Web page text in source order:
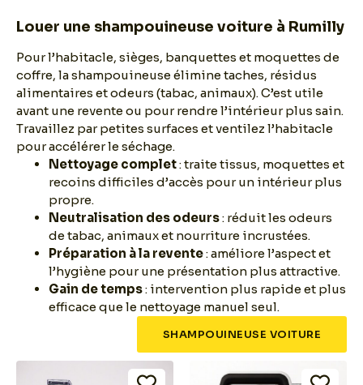
Louer une shampouineuse voiture à Rumilly
Pour l’habitacle, sièges, banquettes et moquettes de
coffre, la shampouineuse élimine taches, résidus
alimentaires et odeurs (tabac, animaux). C’est utile
avant une revente ou pour rendre l’intérieur plus sain.
Travaillez par petites surfaces et ventilez l’habitacle
pour accélérer le séchage.
Nettoyage complet: traite tissus, moquettes et
recoins difficiles d’accès pour un intérieur plus
propre.
Neutralisation des odeurs: réduit les odeurs
de tabac, animaux et nourriture incrustées.
Préparation à la revente: améliore l’aspect et
l’hygiène pour une présentation plus attractive.
Gain de temps: intervention plus rapide et plus
efficace que le nettoyage manuel seul.
SHAMPOUINEUSE VOITURE